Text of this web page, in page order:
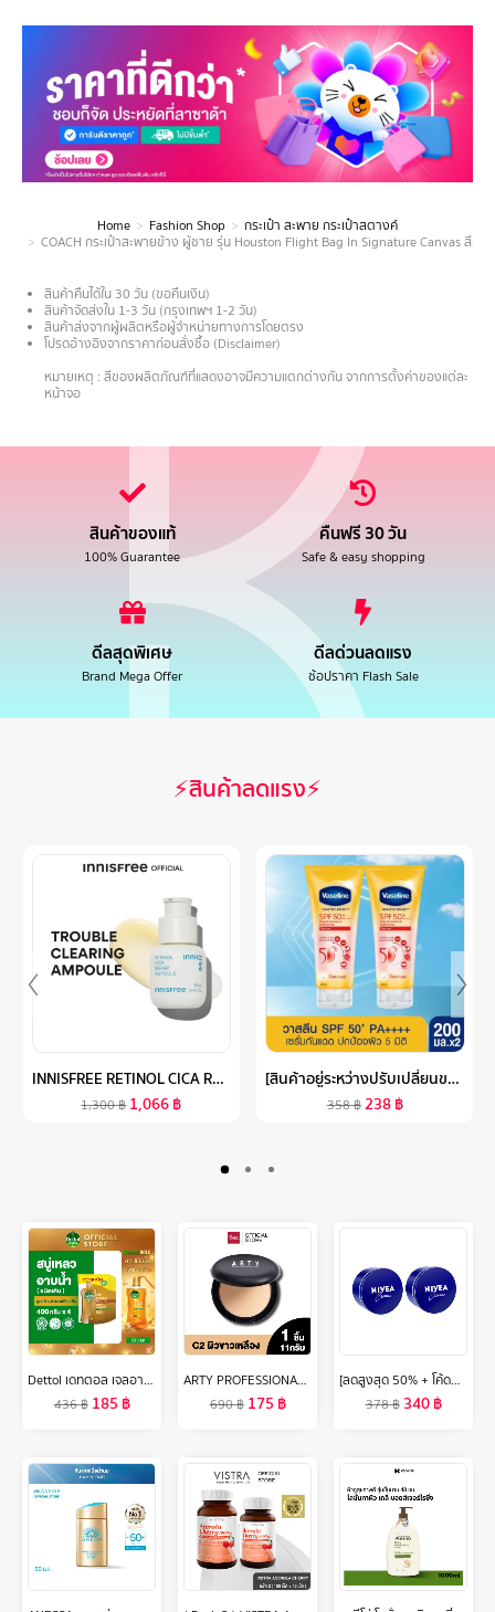
You are here:
Home Fashion Shop
กระเป๋า สะพาย กระเป๋าสตางค์
COACH กระเป๋าสะพายข้าง ผู้ชาย รุ่น Houston Flight Bag In Signature Canvas สีหล
สินค้าคืนได้ใน 30 วัน (ขอคืนเงิน)
สินค้าจัดส่งใน 1-3 วัน (กรุงเทพฯ 1-2 วัน)
สินค้าส่งจากผู้ผลิตหรือผู้จำหน่ายทางการโดยตรง
โปรดอ้างอิงจากราคาก่อนสั่งซื้อ (Disclaimer)
หมายเหตุ : สีของผลิตภัณฑ์ที่แสดงอาจมีความแตกต่างกัน จากการตั้งค่าของแต่ละ
หน้าจอ
สินค้าของแท้
100% Guarantee
คืนฟรี 30 วัน
Safe & easy shopping
ดีลสุดพิเศษ
Brand Mega Offer
ดีลด่วนลดแรง
ช้อปราคา Flash Sale
⚡สินค้าลดแรง⚡
INNISFREE RETINOL CICA REPAIR AMPOULE อินนิสฟรี เรตินอล แอมพลู ช่วยปรับผิวเรียบเนียน ลดการระคายเคือง
1,300฿ 1,066฿
[สินค้าอยู่ระหว่างปรับเปลี่ยนขนาด] วาสลีน เฮลธี ไบรท์ เซรั่มกันแดด ซันแอนด์โพลูชั่น โพรเทคชั่น SPF50+ PA+++ ปกป้องมลภาวะ 170 มล. X2 VASELINE HEALTHY BRIGHT SERUM SPF50 PA+++ SUN + POLLUTION PROTECTION 170 ML. X2
358฿238฿
Dettol เดทตอล เจลอาบน้ำแบบถุงเติม สบู่เหลวเดทตอล แอนตี้แบคทีเรีย ถุงเติม 400มล.X4 (เลือกสูตรด้านใน)
436฿ 185 ฿
ARTY PROFESSIONAL SUPER PERFECT POWDER SPF 25 PA++ 11 กรัม แป้งผสมรองพื้น เครื่องสำอาง แป้งสำหรับใบหน้า แป้ง พัฟ ผสานการเติมเต็มคุณค่าจากวิตามินซี
690฿ 175 ฿
[ลดสูงสุด 50% + โค้ดลดเพิ่ม 20%]นีเวีย ครีมบำรุงผิวสูตรเข้มข้น 250 มล. 2 ชิ้น NIVEA
378฿ 340฿